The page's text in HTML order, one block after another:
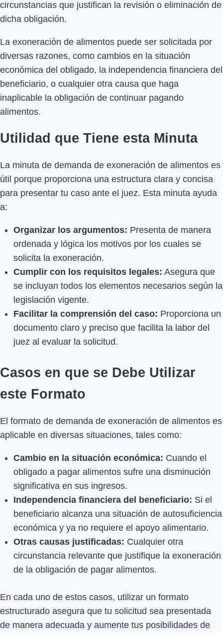
circunstancias que justifican la revisión o eliminación de
dicha obligación.
La exoneración de alimentos puede ser solicitada por
diversas razones, como cambios en la situación
económica del obligado, la independencia financiera del
beneficiario, o cualquier otra causa que haga
inaplicable la obligación de continuar pagando
alimentos.
Utilidad que Tiene esta Minuta
La minuta de demanda de exoneración de alimentos es
útil porque proporciona una estructura clara y concisa
para presentar tu caso ante el juez. Esta minuta ayuda
a:
Organizar los argumentos: Presenta de manera
ordenada y lógica los motivos por los cuales se
solicita la exoneración.
Cumplir con los requisitos legales: Asegura que
se incluyan todos los elementos necesarios según la
legislación vigente.
Facilitar la comprensión del caso: Proporciona un
documento claro y preciso que facilita la labor del
juez al evaluar la solicitud.
Casos en que se Debe Utilizar
este Formato
El formato de demanda de exoneración de alimentos es
aplicable en diversas situaciones, tales como:
Cambio en la situación económica: Cuando el
obligado a pagar alimentos sufre una disminución
significativa en sus ingresos.
Independencia financiera del beneficiario: Si el
beneficiario alcanza una situación de autosuficiencia
económica y ya no requiere el apoyo alimentario.
Otras causas justificadas: Cualquier otra
circunstancia relevante que justifique la exoneración
de la obligación de pagar alimentos.
En cada uno de estos casos, utilizar un formato
estructurado asegura que tu solicitud sea presentada
de manera adecuada y aumente tus posibilidades de